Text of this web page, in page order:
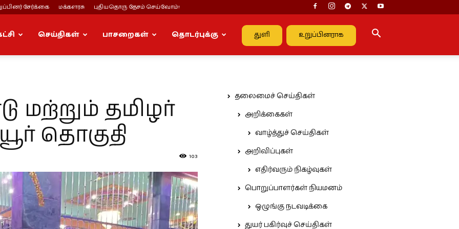
சேர்க்கை மக்களரசு புதியதொரு தேசம் செய்வோம்!
துளி உறுப்பினராக
செய்திகள் பாசறைகள் தொடர்புக்கு
மற்றும் தமிழர்
தொகுதி
103
தலைமைச் செய்திகள்
அறிக்கைகள்
வாழ்த்துச் செய்திகள்
அறிவிப்புகள்
எதிர்வரும் நிகழ்வுகள்
பொறுப்பாளர்கள் நியமனம்
ஒழுங்கு நடவடிக்கை
துயர் பகிர்வுச் செய்திகள்